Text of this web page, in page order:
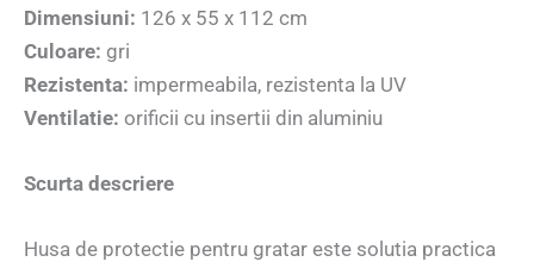
Dimensiuni: 126 x 55 x 112 cm
Culoare: gri
Rezistenta: impermeabila, rezistenta la UV
Ventilatie: orificii cu insertii din aluminiu
Scurta descriere
Husa de protectie pentru gratar este solutia practica